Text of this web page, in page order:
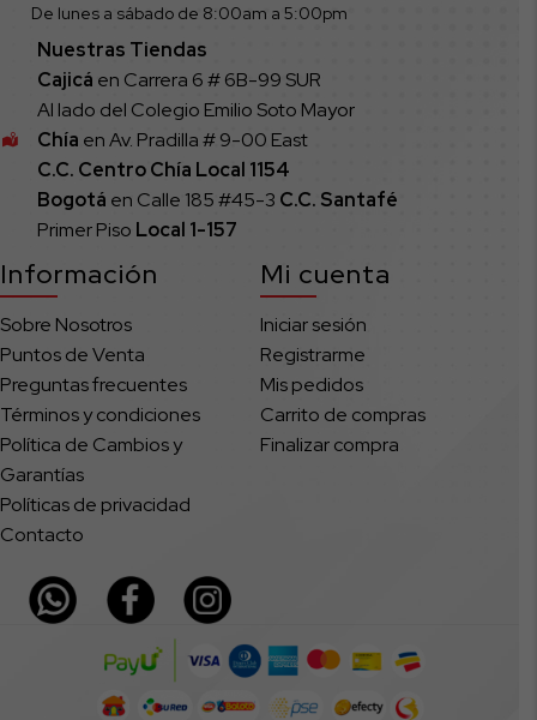
De lunes a sábado de 8:00am a 5:00pm
Nuestras Tiendas
Cajicá en Carrera 6 # 6B-99 SUR
Al lado del Colegio Emilio Soto Mayor
Chía en Av. Pradilla # 9-00 East
C.C. Centro Chía Local 1154
Bogotá en Calle 185 #45-3 C.C. Santafé
Primer Piso Local 1-157
Información
Sobre Nosotros
Puntos de Venta
Preguntas frecuentes
Términos y condiciones
Política de Cambios y
Garantías
Políticas de privacidad
Contacto
Mi cuenta
Iniciar sesión
Registrarme
Mis pedidos
Carrito de compras
Finalizar compra